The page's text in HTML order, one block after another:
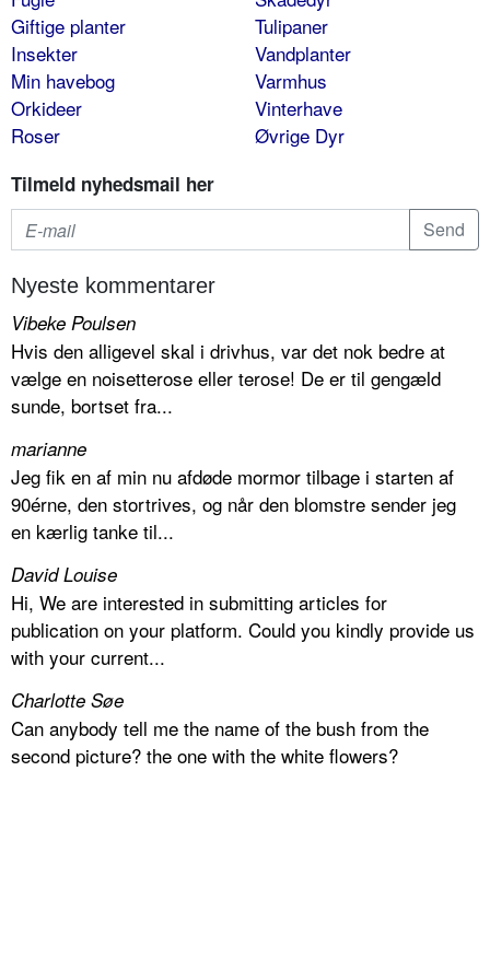
Giftige planter
Insekter
Min havebog
Orkideer
Roser
Tulipaner
Vandplanter
Varmhus
Vinterhave
Øvrige Dyr
Tilmeld nyhedsmail her
Nyeste kommentarer
Vibeke Poulsen
Hvis den alligevel skal i drivhus, var det nok bedre at
vælge en noisetterose eller terose! De er til gengæld
sunde, bortset fra...
marianne
Jeg fik en af min nu afdøde mormor tilbage i starten af
90érne, den stortrives, og når den blomstre sender jeg
en kærlig tanke til...
David Louise
Hi, We are interested in submitting articles for
publication on your platform. Could you kindly provide us
with your current...
Charlotte Søe
Can anybody tell me the name of the bush from the
second picture? the one with the white flowers?